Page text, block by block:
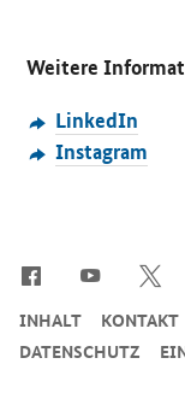
Weitere
LinkedIn
Instagram
INHALT KONTAKT
DATENSCHUTZ